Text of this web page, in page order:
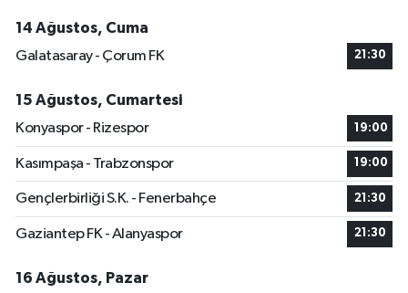
14 Ağustos, Cuma
Galatasaray - Çorum FK
21:30
15 Ağustos, Cumartesi
Konyaspor - Rizespor
19:00
Kasımpaşa - Trabzonspor 19:00
Gençlerbirliği S.K. - Fenerbahçe 21:30
Gaziantep FK - Alanyaspor 21:30
16 Ağustos, Pazar